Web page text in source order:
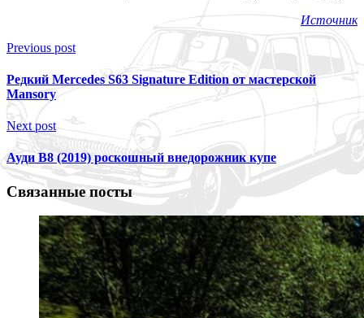
Источник
Previous post
Редкий Mercedes S63 Signature Edition от мастерской
Mansory
Next post
Ауди В8 (2019) роскошный внедорожник купе
Связанные посты